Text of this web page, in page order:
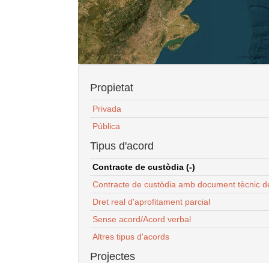
Propietat
Privada
Pública
Tipus d'acord
Contracte de custòdia (-)
Contracte de custòdia amb document tècnic
Dret real d'aprofitament parcial
Sense acord/Acord verbal
Altres tipus d'acords
Projectes